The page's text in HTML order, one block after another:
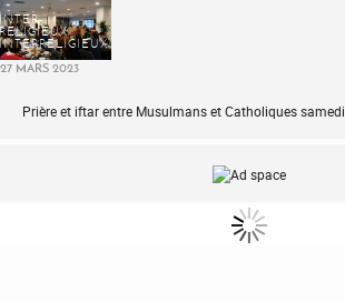
INTER-
RELIGIEUX
INTERRELIGIEUX
27 MARS 2023
Prière et iftar entre Musulmans et Catholiques samedi